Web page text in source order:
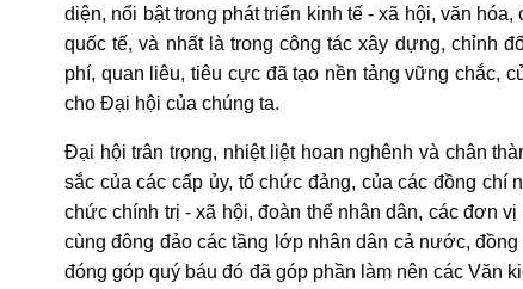
diện, nổi bật trong phát triển kinh tế - xã hội, văn
quốc tế, và nhất là trong công tác xây dựng, chỉnh
phí, quan liêu, tiêu cực đã tạo nền tảng vững chắc,
cho Đại hội của chúng ta.
Đại hội trân trọng, nhiệt liệt hoan nghênh và chân
sắc của các cấp ủy, tổ chức đảng, của các đồng
chức chính trị - xã hội, đoàn thể nhân dân, các đơn
cùng đông đảo các tầng lớp nhân dân cả nước,
đóng góp quý báu đó đã góp phần làm nên các Văn